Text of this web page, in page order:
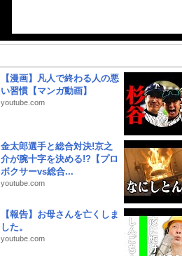
【漫画】凡人で終わる人の悪
い習慣【マンガ動画】
youtube.com
金太郎選手と総合対決!京之
介が腕十字を決める!?【プロ
ボクサーvs総合...
youtube.com
【報告】お母さんを亡くしま
した。
youtube.com